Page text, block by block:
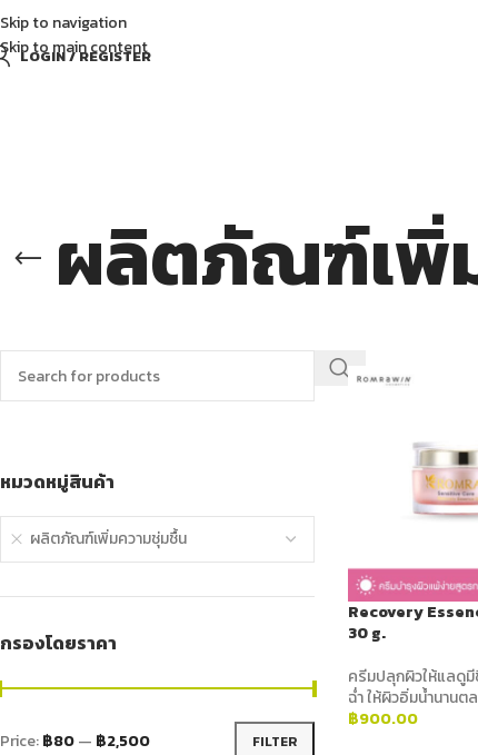
Skip to navigation
Skip to main content
LOGIN / REGISTER
ผลิตภัณฑ์เพิ่
หมวดหมู่สินค้า
ผลิตภัณฑ์เพิ่มความชุ่มชื้น
กรองโดยราคา
FILTER
Price:฿80— ฿2,500
Recovery
30 g.
ครีมปลุกผิวให้แลดู
ฉ่ำ ให้ผิวอิ่มน้ำนานต
฿900.00